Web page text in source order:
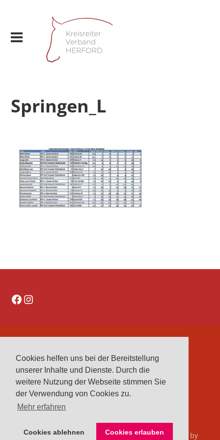
Cookies helfen uns bei der Bereitstellung
unserer Inhalte und Dienste. Durch die
weitere Nutzung der Webseite stimmen Sie
der Verwendung von Cookies zu.
Mehr erfahren
Cookies ablehnen Cookies erlauben
Springen_L
Facebook
Instagram
IMPRESSUM
VEREINE
VORSTAND
© 2026 Kreisreiterverband Herford e. V.. Bento theme by